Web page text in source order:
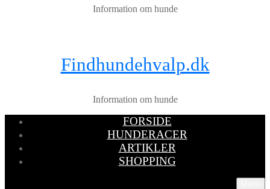
Information om hunde
Findhundehvalp.dk
Information om hunde
FORSIDE
HUNDERACER
ARTIKLER
SHOPPING